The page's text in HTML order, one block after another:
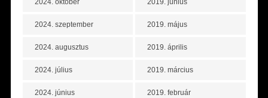
2024. október
2024. szeptember
2024. augusztus
2024. július
2024. június
2019. június
2019. május
2019. április
2019. március
2019. február